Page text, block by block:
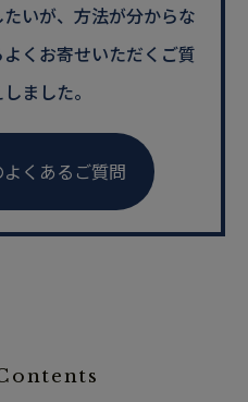
たいが、方法が分からな
くお寄せいただくご質
ました。
くあるご質問